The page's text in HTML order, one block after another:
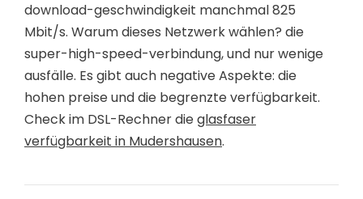
download-geschwindigkeit manchmal 825
Mbit/s. Warum dieses Netzwerk wählen? die
super-high-speed-verbindung, und nur wenige
ausfälle. Es gibt auch negative Aspekte: die
hohen preise und die begrenzte verfügbarkeit.
Check im DSL-Rechner dieglasfaser
verfügbarkeit in Mudershausen.